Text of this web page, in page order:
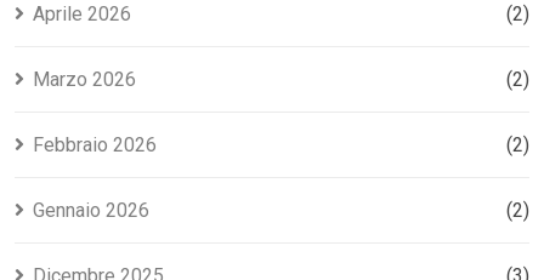
Aprile 2026 (2)
Marzo 2026 (2)
Febbraio 2026 (2)
Gennaio 2026 (2)
Dicembre 2025 (3)